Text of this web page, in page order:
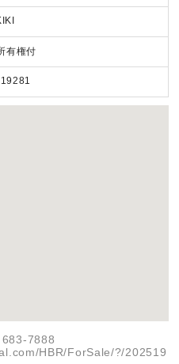
有権付
7888
HBR/ForSale/?/202519